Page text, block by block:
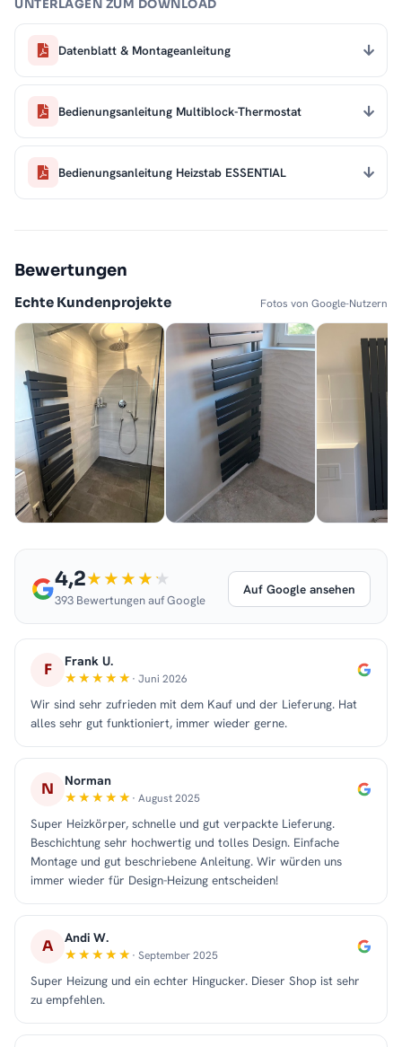
UNTERLAGEN ZUM DOWNLOAD
Datenblatt & Montageanleitung
Bedienungsanleitung Multiblock-Thermostat
Bedienungsanleitung Heizstab ESSENTIAL
Bewertungen
Echte Kundenprojekte Fotos von Google-Nutzern
4,2
393 Bewertungen auf Google
Auf Google ansehen
F Frank U.
· Juni 2026
Wir sind sehr zufrieden mit dem Kauf und der Lieferung. Hat
alles sehr gut funktioniert, immer wieder gerne.
N Norman
· August 2025
Super Heizkörper, schnelle und gut verpackte Lieferung.
Beschichtung sehr hochwertig und tolles Design. Einfache
Montage und gut beschriebene Anleitung. Wir würden uns
immer wieder für Design-Heizung entscheiden!
A Andi W.
· September 2025
Super Heizung und ein echter Hingucker. Dieser Shop ist sehr
zu empfehlen.